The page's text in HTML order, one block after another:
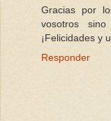
Gracias por
vosotros
¡Felicidades y
Responder